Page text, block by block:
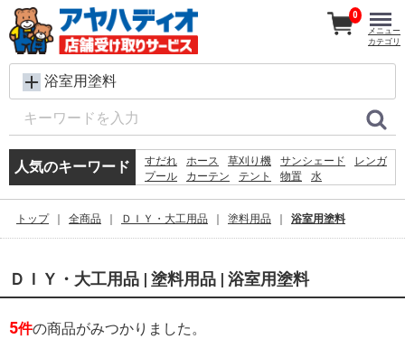
浴室用塗料
人気のキーワード すだれ ホース 草刈り機 サンシェード
レンガ
プール
カーテン テント 物置
水
クーラーボックス
バケツ 物干し
0
メニュー
カテゴリ
トップ 全商品 ＤＩＹ・大工用品 塗料用品 浴室用塗料
ＤＩＹ・大工用品 | 塗料用品 | 浴室用塗料
5件の商品がみつかりました。